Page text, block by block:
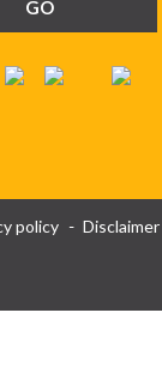
policy
Disclaimer